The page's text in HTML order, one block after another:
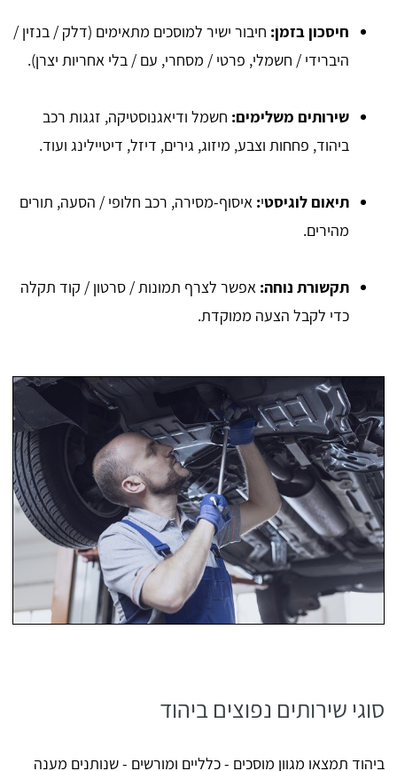
חיסכון בזמן: חיבור ישיר למוסכים מתאימים (דלק / בנזין /
היברידי / חשמלי, פרטי / מסחרי, עם / בלי אחריות יצרן).
שירותים משלימים: חשמל ודיאגנוסטיקה, זגגות רכב
ביהוד, פחחות וצבע, מיזוג, גירים, דיזל, דיטיילינג ועוד.
תיאום לוגיסטי: איסוף-מסירה, רכב חלופי / הסעה, תורים
מהירים.
תקשורת נוחה: אפשר לצרף תמונות / סרטון / קוד תקלה
כדי לקבל הצעה ממוקדת.
סוגי שירותים נפוצים ביהוד
ביהוד תמצאו מגוון מוסכים - כלליים ומורשים - שנותנים מענה